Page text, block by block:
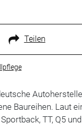
Teilen
Baureihen. Laut
Sportback, TT, Q5